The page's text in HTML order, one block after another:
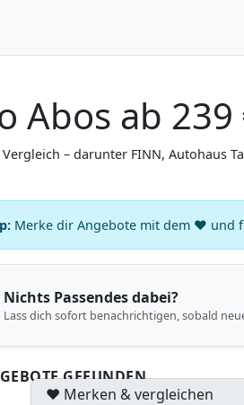
Abos ab
– darunter FINN, Autohaus
Merke dir Angebote mit dem ♥ und
Nichts Passendes dabei?
Lass dich sofort benachrichtigen, sobald
GEFUNDEN
♥ Merken & vergleichen